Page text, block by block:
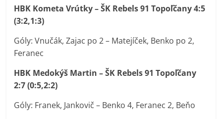
HBK Kometa Vrútky – ŠK Rebels 91 Topoľčany 4:5
(3:2,1:3)
Góly: Vnučák, Zajac po 2 – Matejíček, Benko po 2,
Feranec
HBK Medokýš Martin – ŠK Rebels 91 Topoľčany
2:7 (0:5,2:2)
Góly: Franek, Jankovič – Benko 4, Feranec 2, Beňo